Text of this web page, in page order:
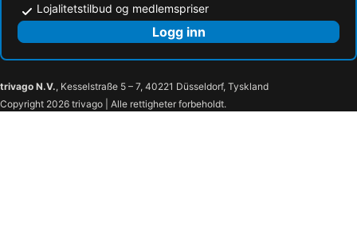
Lojalitetstilbud og medlemspriser
Logg inn
trivago N.V., Kesselstraße 5 – 7, 40221 Düsseldorf, Tyskland
Copyright 2026 trivago | Alle rettigheter forbeholdt.